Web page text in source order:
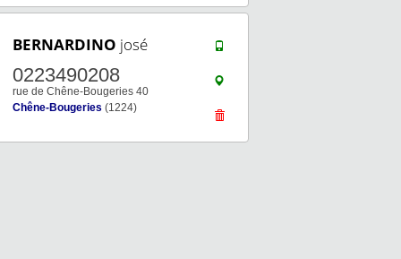
BERNARDINO josé
0223490208
rue de Chêne-Bougeries 40
Chêne-Bougeries (1224)